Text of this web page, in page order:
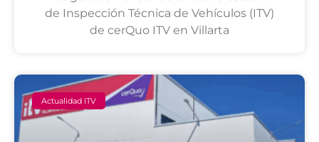
de Inspección Técnica de Vehículos (ITV)
de cerQuo ITV en Villarta
Actualidad ITV